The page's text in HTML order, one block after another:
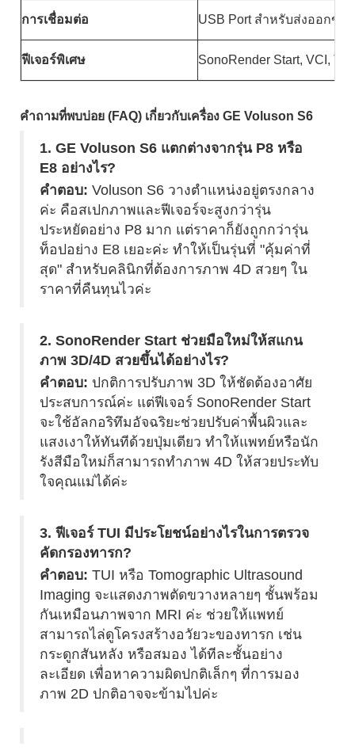
การเชื่อมต่อ USB Port สำหรับส่งออกข้
ฟีเจอร์พิเศษ SonoRender Start, VCI,
คำถามที่พบบ่อย (FAQ) เกี่ยวกับเครื่อง GE Voluson S6
1. GE Voluson S6 แตกต่างจากรุ่น P8 หรือ
E8 อย่างไร?
คำตอบ: Voluson S6 วางตำแหน่งอยู่ตรงกลาง
ค่ะ คือสเปกภาพและฟีเจอร์จะสูงกว่ารุ่น
ประหยัดอย่าง P8 มาก แต่ราคาก็ยังถูกกว่ารุ่น
ท็อปอย่าง E8 เยอะค่ะ ทำให้เป็นรุ่นที่ "คุ้มค่าที่
สุด" สำหรับคลินิกที่ต้องการภาพ 4D สวยๆ ใน
ราคาที่คืนทุนไวค่ะ
2. SonoRender Start ช่วยมือใหม่ให้สแกน
ภาพ 3D/4D สวยขึ้นได้อย่างไร?
คำตอบ: ปกติการปรับภาพ 3D ให้ชัดต้องอาศัย
ประสบการณ์ค่ะ แต่ฟีเจอร์ SonoRender Start
จะใช้อัลกอริทึมอัจฉริยะช่วยปรับค่าพื้นผิวและ
แสงเงาให้ทันทีด้วยปุ่มเดียว ทำให้แพทย์หรือนัก
รังสีมือใหม่ก็สามารถทำภาพ 4D ให้สวยประทับ
ใจคุณแม่ได้ค่ะ
3. ฟีเจอร์ TUI มีประโยชน์อย่างไรในการตรวจ
คัดกรองทารก?
คำตอบ: TUI หรือ Tomographic Ultrasound
Imaging จะแสดงภาพตัดขวางหลายๆ ชั้นพร้อม
กันเหมือนภาพจาก MRI ค่ะ ช่วยให้แพทย์
สามารถไล่ดูโครงสร้างอวัยวะของทารก เช่น
กระดูกสันหลัง หรือสมอง ได้ทีละชั้นอย่าง
ละเอียด เพื่อหาความผิดปกติเล็กๆ ที่การมอง
ภาพ 2D ปกติอาจจะข้ามไปค่ะ